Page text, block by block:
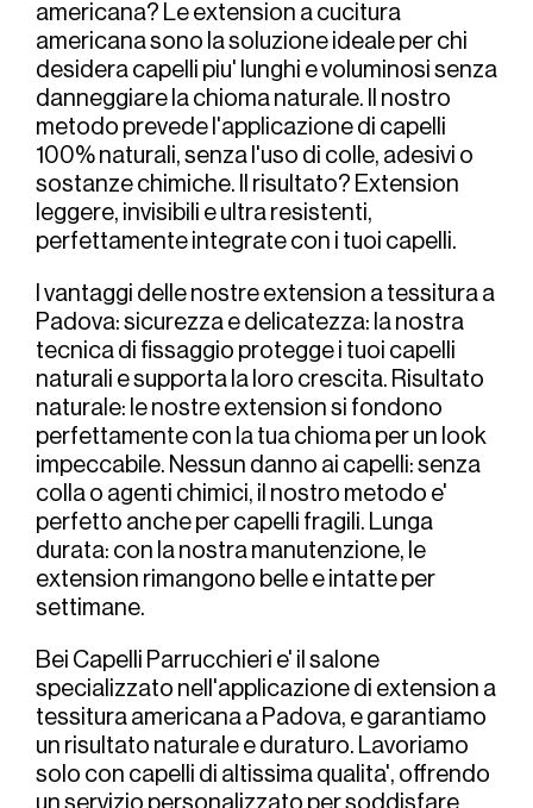
americana? Le extension a cucitura
americana sono la soluzione ideale per chi
desidera capelli piu' lunghi e voluminosi senza
danneggiare la chioma naturale. Il nostro
metodo prevede l'applicazione di capelli
100% naturali, senza l'uso di colle, adesivi o
sostanze chimiche. Il risultato? Extension
leggere, invisibili e ultra resistenti,
perfettamente integrate con i tuoi capelli.
I vantaggi delle nostre extension a tessitura a
Padova: sicurezza e delicatezza: la nostra
tecnica di fissaggio protegge i tuoi capelli
naturali e supporta la loro crescita. Risultato
naturale: le nostre extension si fondono
perfettamente con la tua chioma per un look
impeccabile. Nessun danno ai capelli: senza
colla o agenti chimici, il nostro metodo e'
perfetto anche per capelli fragili. Lunga
durata: con la nostra manutenzione, le
extension rimangono belle e intatte per
settimane.
Bei Capelli Parrucchieri e' il salone
specializzato nell'applicazione di extension a
tessitura americana a Padova, e garantiamo
un risultato naturale e duraturo. Lavoriamo
solo con capelli di altissima qualita', offrendo
un servizio personalizzato per soddisfare